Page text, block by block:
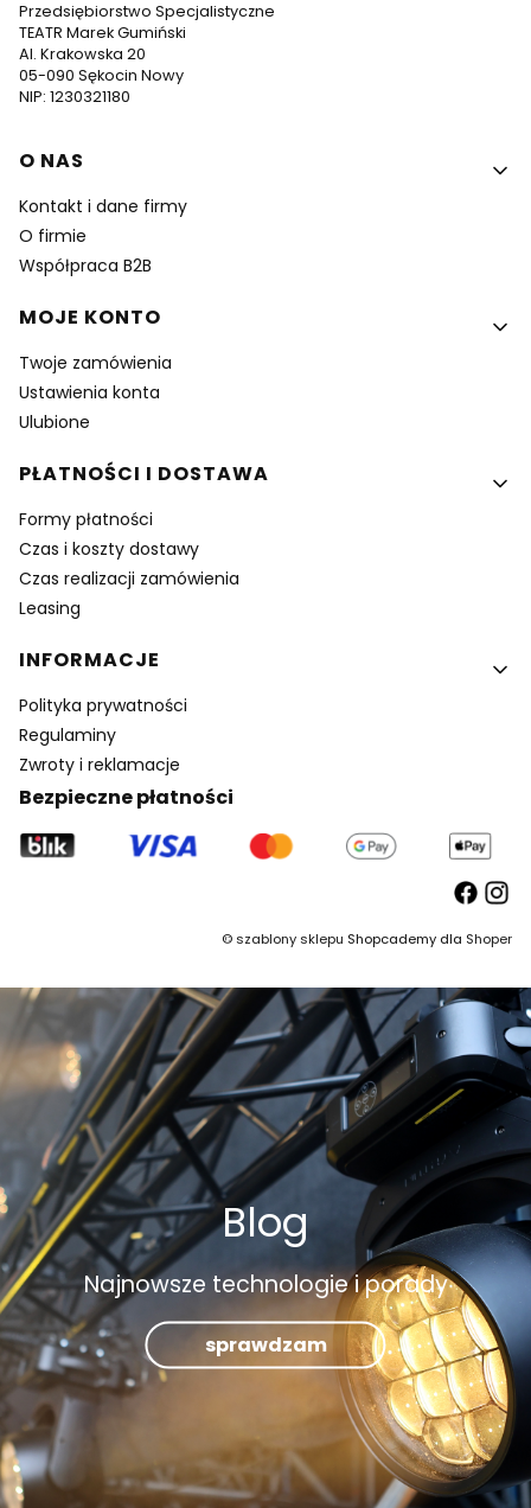
Przedsiębiorstwo Specjalistyczne
TEATR Marek Gumiński
Al. Krakowska 20
05-090 Sękocin Nowy
NIP: 1230321180
Linki w stopce
O NAS
Kontakt i dane firmy
O firmie
Współpraca B2B
MOJE KONTO
Twoje zamówienia
Ustawienia konta
Ulubione
PŁATNOŚCI I DOSTAWA
Formy płatności
Czas i koszty dostawy
Czas realizacji zamówienia
Leasing
INFORMACJE
Polityka prywatności
Regulaminy
Zwroty i reklamacje
Bezpieczne płatności
©szablony sklepu Shopcademy dla Shoper
Blog
Najnowsze technologie i porady
sprawdzam